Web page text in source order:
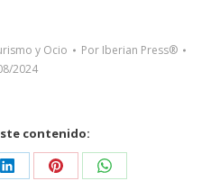
y Ocio Por Iberian Press®
2024
contenido: